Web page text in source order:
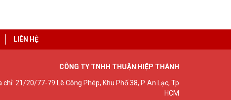
LIÊN HỆ
CÔNG TY TNHH THUẬN HIỆP THÀNH
chỉ: 21/20/77-79 Lê Công Phép, Khu Phố 38, P. An Lạc, Tp
HCM